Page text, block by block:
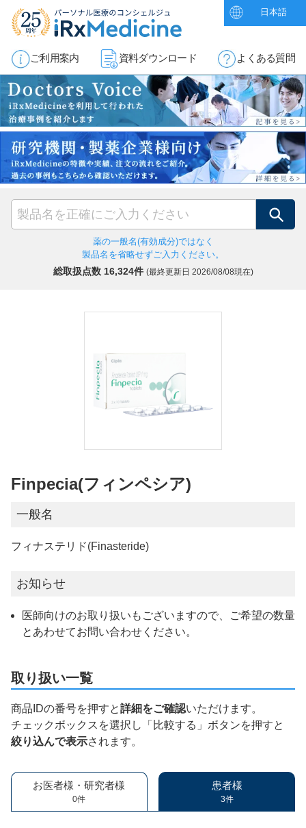
日本語
ご利用案内 資料ダウンロード よくある質問
検索
薬の一般名(有効成分)ではなく
製品名を省略せずご入力ください。
総取扱点数 16,324件 (最終更新日 2026/08/08現在)
Finpecia(フィンペシア)
一般名
フィナステリド(Finasteride)
お知らせ
医師向けのお取り扱いもございますので、ご希望の数量
とあわせてお問い合わせください。
取り扱い一覧
商品IDの番号を押すと詳細をご確認いただけます。
チェックボックスを選択し「比較する」ボタンを押すと
絞り込んで表示されます。
お医者様・研究者様
0件
患者様
3件